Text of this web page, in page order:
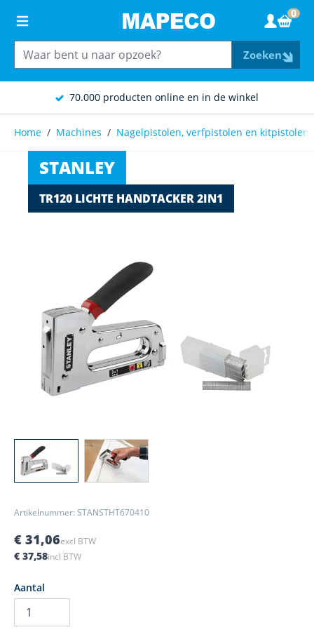
70.000 producten online en in de winkel
Zoeken
0
Home / Machines / Nagelpistolen, verfpistolen en kitpistolen
STANLEY
TR120 LICHTE HANDTACKER 2IN1
View larger imageView larger image
Artikelnummer: STANSTHT670410
€ 31,06excl BTW
€ 37,58incl BTW
Aantal